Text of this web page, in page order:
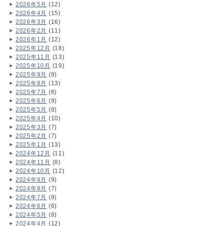
2026年5月 (12)
2026年4月 (15)
2026年3月 (16)
2026年2月 (11)
2026年1月 (12)
2025年12月 (18)
2025年11月 (13)
2025年10月 (19)
2025年9月 (8)
2025年8月 (13)
2025年7月 (6)
2025年6月 (9)
2025年5月 (8)
2025年4月 (10)
2025年3月 (7)
2025年2月 (7)
2025年1月 (13)
2024年12月 (11)
2024年11月 (8)
2024年10月 (12)
2024年9月 (9)
2024年8月 (7)
2024年7月 (8)
2024年6月 (6)
2024年5月 (8)
2024年4月 (12)